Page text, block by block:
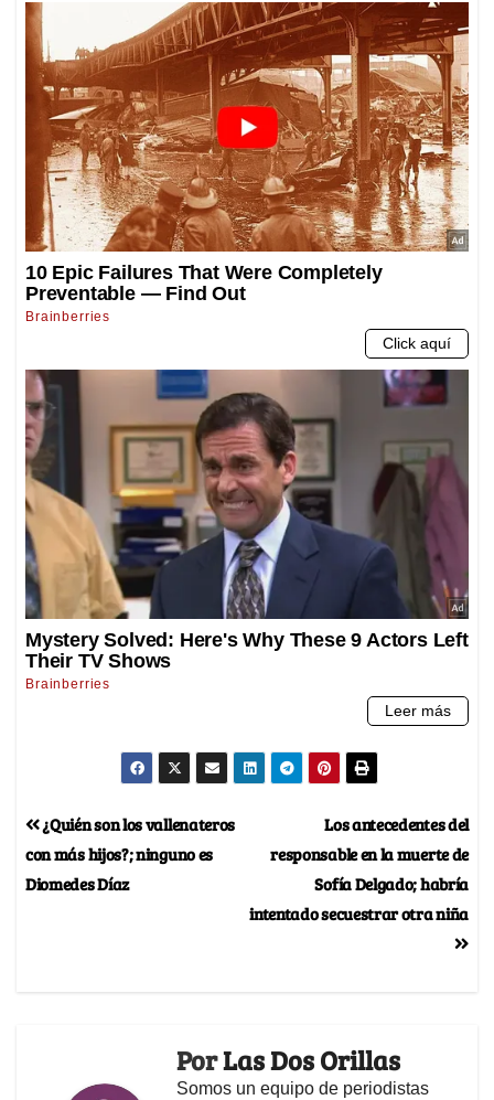
Los antecedentes del
responsable en la muerte de
Sofía Delgado; habría
intentado secuestrar otra niña
¿Quién son los vallenateros
con más hijos?; ninguno es
Diomedes Díaz
PorLas Dos Orillas
Somos un equipo de periodistas